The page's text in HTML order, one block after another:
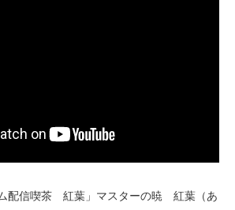
配信喫茶 紅葉」マスターの暁 紅葉（あ